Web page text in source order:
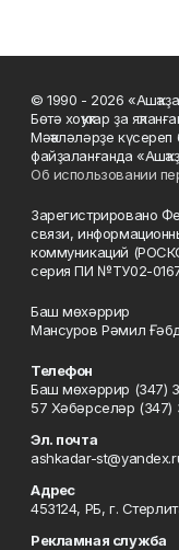
© 1990 - 2026
Бөтә хоҡуҡтар ҙа
Мәҡәләләрҙе күсереп
файҙаланғанда
Об использовании
Зарегистрировано
связи,
коммуникаций
серия ПИ №ТУ02-
Баш мөхәррир
Мансуров Рәмил
Телефон
Баш мөхәррир (347)
57 Хәбәрселәр (347)
Эл. почта
ashkadar-
Адрес
453124, РБ, г.
Рекламная служба